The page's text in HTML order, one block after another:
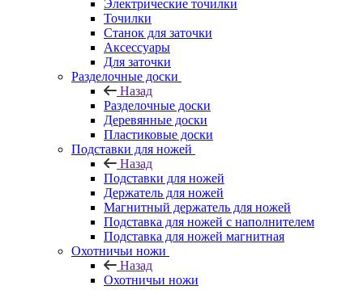
Электрические точилки
Точилки
Станок для заточки
Аксессуары
Для заточки
Разделочные доски
Назад
Разделочные доски
Деревянные доски
Пластиковые доски
Подставки для ножей
Назад
Подставки для ножей
Держатель для ножей
Магнитный держатель для ножей
Подставка для ножей с наполнителем
Подставка для ножей магнитная
Охотничьи ножи
Назад
Охотничьи ножи